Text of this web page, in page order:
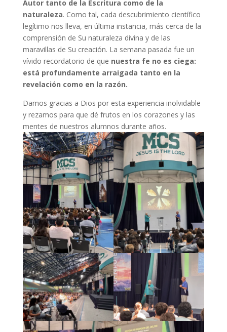
Autor tanto de la Escritura como de la
naturaleza. Como tal, cada descubrimiento científico
legítimo nos lleva, en última instancia, más cerca de la
comprensión de Su naturaleza divina y de las
maravillas de Su creación. La semana pasada fue un
vívido recordatorio de que nuestra fe no es ciega:
está profundamente arraigada tanto en la
revelación como en la razón.
Damos gracias a Dios por esta experiencia inolvidable
y rezamos para que dé frutos en los corazones y las
mentes de nuestros alumnos durante años.